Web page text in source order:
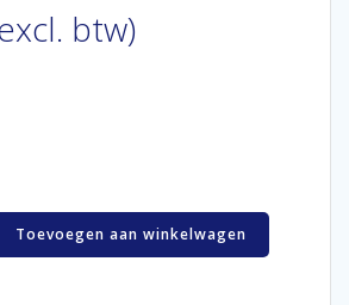
btw)
Toevoegen aan winkelwagen